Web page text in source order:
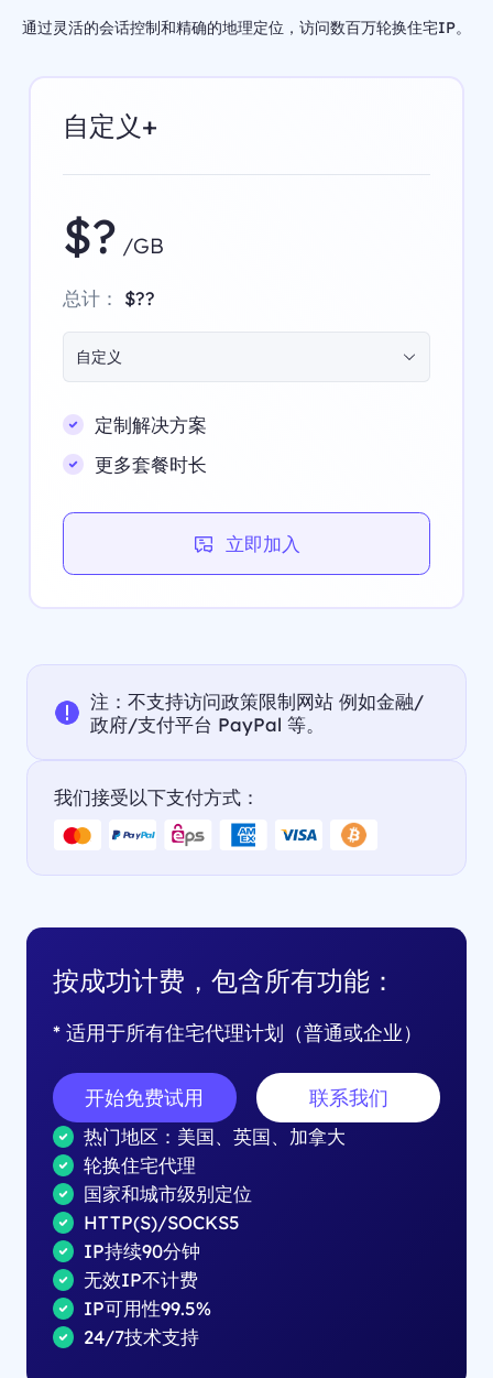
通过灵活的会话控制和精确的地理定位，访问数百万轮换住宅IP。
自定义+
$? /GB
总计： $??
自定义
定制解决方案
更多套餐时长
立即加入
注：不支持访问政策限制网站 例如金融/
政府/支付平台 PayPal 等。
我们接受以下支付方式：
按成功计费，包含所有功能：
* 适用于所有住宅代理计划（普通或企业）
开始免费试用 联系我们
热门地区：美国、英国、加拿大
轮换住宅代理
国家和城市级别定位
HTTP(S)/SOCKS5
IP持续90分钟
无效IP不计费
IP可用性99.5%
24/7技术支持